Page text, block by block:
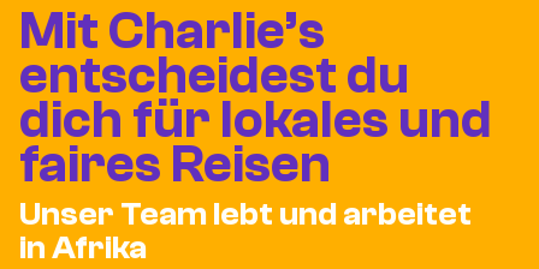
Mit Charlie’s
entscheidest du
dich für lokales und
faires Reisen
Unser Team lebt und arbeitet
in Afrika